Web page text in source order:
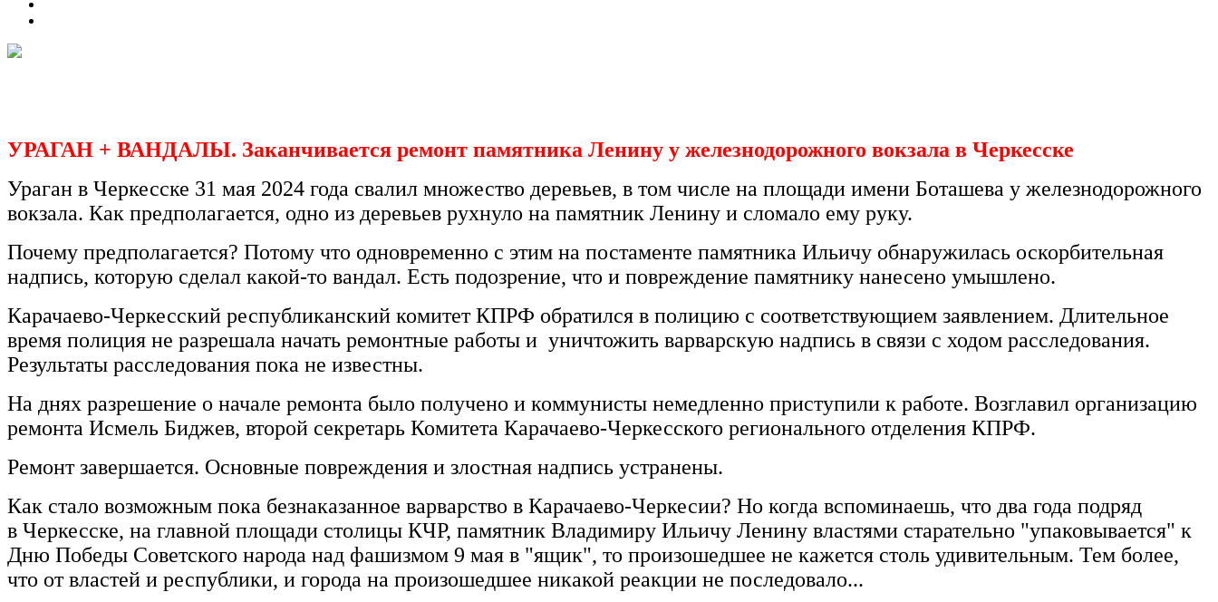
УРАГАН + ВАНДАЛЫ. Заканчивается ремонт памятника Ленину у железнодорожного вокзала в Черкесске
Ураган в Черкесске 31 мая 2024 года свалил множество деревьев, в том числе на площади имени Боташева у железнодорожного
вокзала. Как предполагается, одно из деревьев рухнуло на памятник Ленину и сломало ему руку.
Почему предполагается? Потому что одновременно с этим на постаменте памятника Ильичу обнаружилась оскорбительная
надпись, которую сделал какой-то вандал. Есть подозрение, что и повреждение памятнику нанесено умышлено.
Карачаево-Черкесский республиканский комитет КПРФ обратился в полицию с соответствующием заявлением. Длительное
время полиция не разрешала начать ремонтные работы и уничтожить варварскую надпись в связи с ходом расследования.
Результаты расследования пока не известны.
На днях разрешение о начале ремонта было получено и коммунисты немедленно приступили к работе. Возглавил организацию
ремонта Исмель Биджев, второй секретарь Комитета Карачаево-Черкесского регионального отделения КПРФ.
Ремонт завершается. Основные повреждения и злостная надпись устранены.
Как стало возможным пока безнаказанное варварство в Карачаево-Черкесии? Но когда вспоминаешь, что два года подряд
в Черкесске, на главной площади столицы КЧР, памятник Владимиру Ильичу Ленину властями старательно "упаковывается" к
Дню Победы Советского народа над фашизмом 9 мая в "ящик", то произошедшее не кажется столь удивительным. Тем более,
что от властей и республики, и города на произошедшее никакой реакции не последовало...